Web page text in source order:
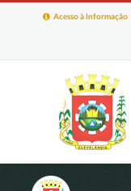
Acesso à Informação